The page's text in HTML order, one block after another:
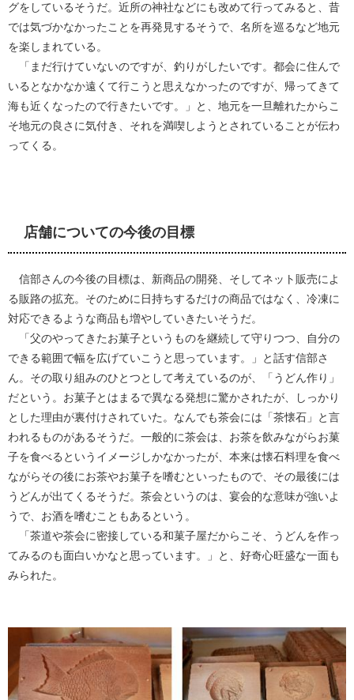
グをしているそうだ。近所の神社などにも改めて行ってみると、昔
では気づかなかったことを再発見するそうで、名所を巡るなど地元
を楽しまれている。
「まだ行けていないのですが、釣りがしたいです。都会に住んで
いるとなかなか遠くて行こうと思えなかったのですが、帰ってきて
海も近くなったので行きたいです。」と、地元を一旦離れたからこ
そ地元の良さに気付き、それを満喫しようとされていることが伝わ
ってくる。
店舗についての今後の目標
信部さんの今後の目標は、新商品の開発、そしてネット販売によ
る販路の拡充。そのために日持ちするだけの商品ではなく、冷凍に
対応できるような商品も増やしていきたいそうだ。
「父のやってきたお菓子というものを継続して守りつつ、自分の
できる範囲で幅を広げていこうと思っています。」と話す信部さ
ん。その取り組みのひとつとして考えているのが、「うどん作り」
だという。お菓子とはまるで異なる発想に驚かされたが、しっかり
とした理由が裏付けされていた。なんでも茶会には「茶懐石」と言
われるものがあるそうだ。一般的に茶会は、お茶を飲みながらお菓
子を食べるというイメージしかなかったが、本来は懐石料理を食べ
ながらその後にお茶やお菓子を嗜むといったもので、その最後には
うどんが出てくるそうだ。茶会というのは、宴会的な意味が強いよ
うで、お酒を嗜むこともあるという。
「茶道や茶会に密接している和菓子屋だからこそ、うどんを作っ
てみるのも面白いかなと思っています。」と、好奇心旺盛な一面も
みられた。